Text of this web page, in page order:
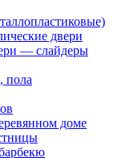
двери
— слайдеры
пола
доме